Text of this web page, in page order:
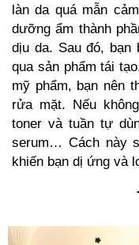
làn da quá mẫn
dưỡng ẩm thành
dịu da. Sau đó, bạn
qua sản phẩm tái
mỹ phẩm, bạn nên
rửa mặt. Nếu
toner và tuần tự
serum… Cách này
khiến bạn dị ứng và